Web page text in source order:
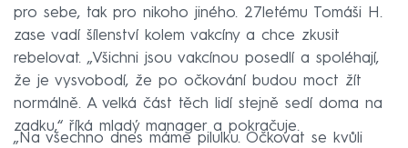
pro sebe, tak pro nikoho jiného. 27letému Tomáši H.
zase vadí šílenství kolem vakcíny a chce zkusit
rebelovat. „Všichni jsou vakcínou posedlí a spoléhají,
že je vysvobodí, že po očkování budou moct žít
normálně. A velká část těch lidí stejně sedí doma na
zadku,“ říká mladý manager a pokračuje.
„Na všechno dnes máme pilulku. Očkovat se kvůli